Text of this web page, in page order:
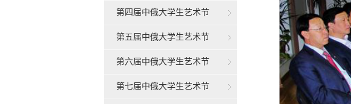
第四届中俄大学生艺术节
第五届中俄大学生艺术节
第六届中俄大学生艺术节
第七届中俄大学生艺术节